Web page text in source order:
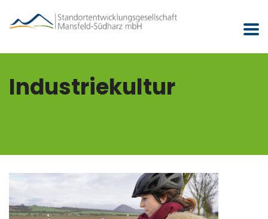
Industriekultur